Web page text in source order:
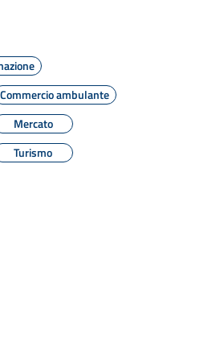
Commercio ambulante
Mercato
Turismo